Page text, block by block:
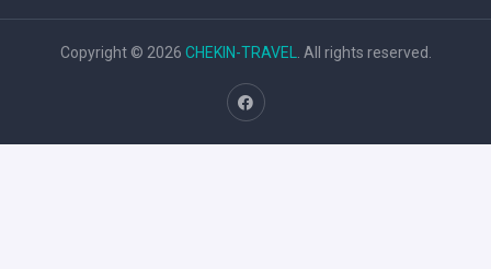
Copyright © 2026 CHEKIN-TRAVEL . All rights reserved.